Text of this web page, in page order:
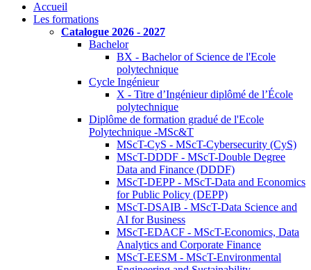
Accueil
Les formations
Catalogue 2026 - 2027
Bachelor
BX - Bachelor of Science de l'Ecole
polytechnique
Cycle Ingénieur
X - Titre d’Ingénieur diplômé de l’École
polytechnique
Diplôme de formation gradué de l'Ecole
Polytechnique -MSc&T
MScT-CyS - MScT-Cybersecurity (CyS)
MScT-DDDF - MScT-Double Degree
Data and Finance (DDDF)
MScT-DEPP - MScT-Data and Economics
for Public Policy (DEPP)
MScT-DSAIB - MScT-Data Science and
AI for Business
MScT-EDACF - MScT-Economics, Data
Analytics and Corporate Finance
MScT-EESM - MScT-Environmental